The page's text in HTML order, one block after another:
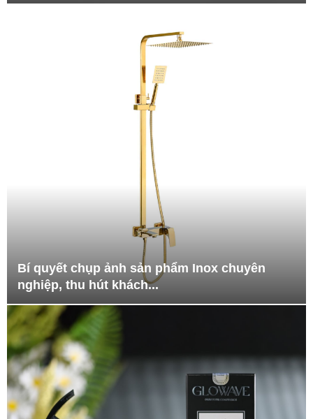
Bí quyết chụp ảnh sản phẩm Inox chuyên
nghiệp, thu hút khách...